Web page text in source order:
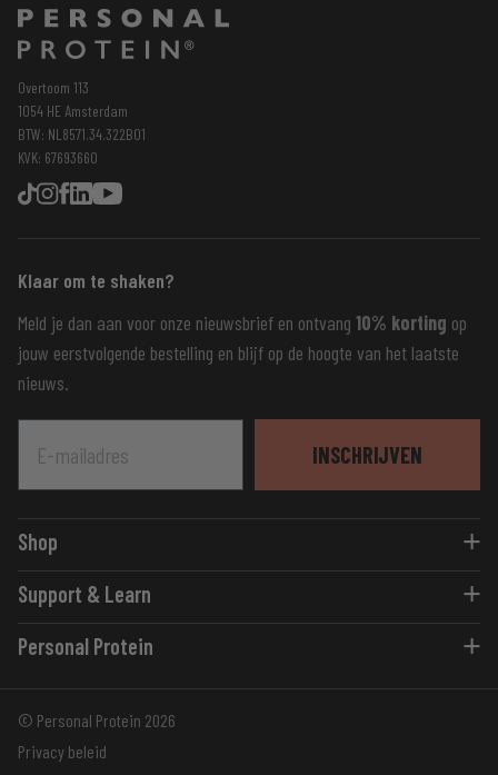
Overtoom 113
1054 HE Amsterdam
BTW: NL8571.34.322B01
KVK: 67693660
Shop
Eiwitshakes
Flavour Shots
Eiwitrepen
Accessoires
Support & Learn
Blogs
Advies
Support
Personal Protein
Klaar om te shaken?
Meld je dan aan voor onze nieuwsbrief en ontvang 10% korting op
jouw eerstvolgende bestelling en blijf op de hoogte van het laatste
nieuws.
INSCHRIJVEN
© Personal Protein 2026
Privacy beleid